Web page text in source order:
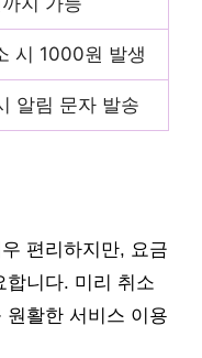
시 1000원 발생
알림 문자 발송
편리하지만, 요금
합니다. 미리 취소
원활한 서비스 이용